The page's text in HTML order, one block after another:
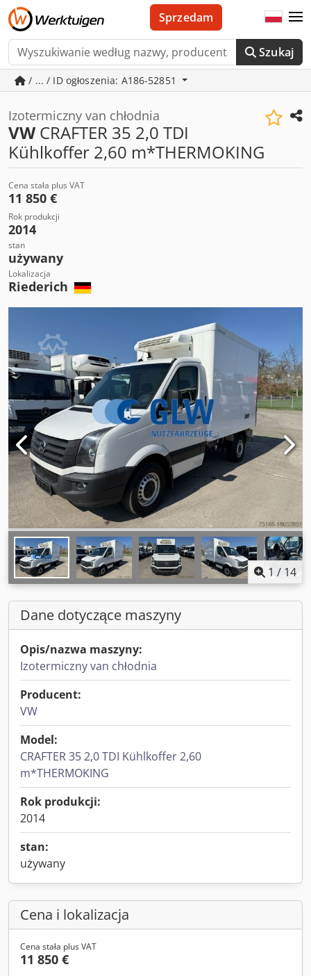
Szukaj
Sprzedam
/ ... / ID ogłoszenia: A186-52851
Izotermiczny van chłodnia
VW CRAFTER 35 2,0 TDI
Kühlkoffer 2,60 m*THERMOKING
Cena stała plus VAT
11 850 €
Rok produkcji
2014
stan
używany
Lokalizacja
Riederich
1 / 14
Dane dotyczące maszyny
Opis/nazwa maszyny:
Izotermiczny van chłodnia
Producent:
VW
Model:
CRAFTER 35 2,0 TDI Kühlkoffer 2,60
m*THERMOKING
Rok produkcji:
2014
stan:
używany
Cena i lokalizacja
Cena stała plus VAT
11 850 €